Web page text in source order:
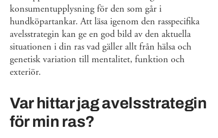
konsumentupplysning för den som går i
hundköpartankar. Att läsa igenom den rasspecifika
avelsstrategin kan ge en god bild av den aktuella
situationen i din ras vad gäller allt från hälsa och
genetisk variation till mentalitet, funktion och
exteriör.
Var hittar jag avelsstrategin
för min ras?